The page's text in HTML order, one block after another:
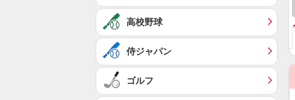
高校野球
侍ジャパン
ゴルフ